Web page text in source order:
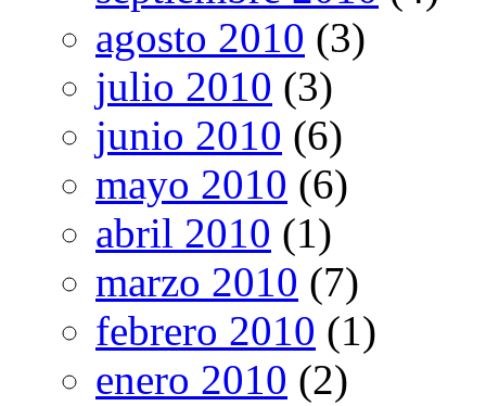
agosto 2010 (3)
julio 2010 (3)
junio 2010 (6)
mayo 2010 (6)
abril 2010 (1)
marzo 2010 (7)
febrero 2010 (1)
enero 2010 (2)